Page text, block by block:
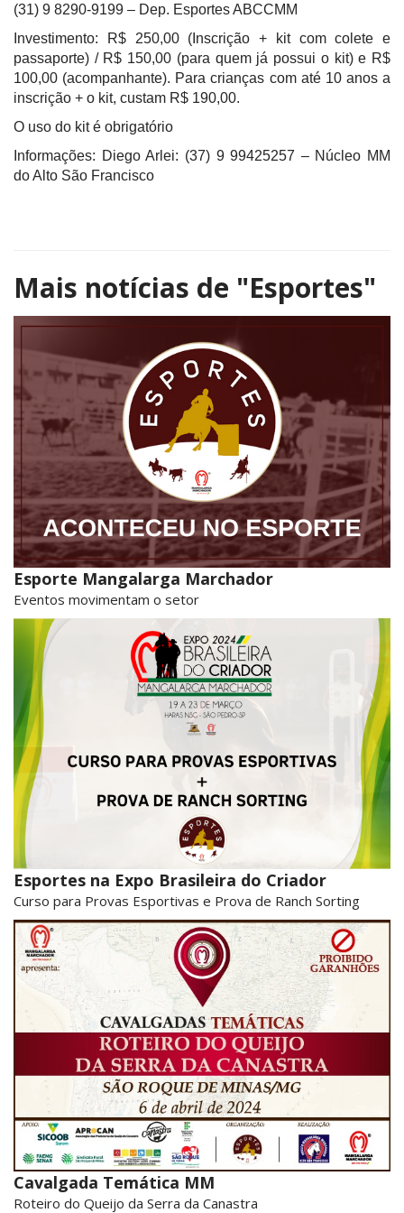
(31) 9 8290-9199 – Dep. Esportes ABCCMM
Investimento: R$ 250,00 (Inscrição + kit com colete e
passaporte) / R$ 150,00 (para quem já possui o kit) e R$
100,00 (acompanhante). Para crianças com até 10 anos a
inscrição + o kit, custam R$ 190,00.
O uso do kit é obrigatório
Informações: Diego Arlei: (37) 9 99425257 – Núcleo MM
do Alto São Francisco
Mais notícias de "Esportes"
Esporte Mangalarga Marchador
Eventos movimentam o setor
Esportes na Expo Brasileira do Criador
Curso para Provas Esportivas e Prova de Ranch Sorting
Cavalgada Temática MM
Roteiro do Queijo da Serra da Canastra